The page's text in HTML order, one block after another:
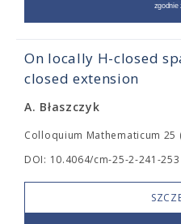
On locally H-closed
closed extension
A. Błaszczyk
Colloquium Mathematicum 25
DOI: 10.4064/cm-25-2-241-253